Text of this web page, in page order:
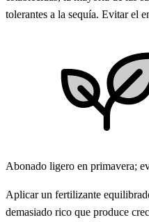
tolerantes a la sequía. Evitar el
Abonado ligero en primavera;
Aplicar un fertilizante
demasiado rico que produce